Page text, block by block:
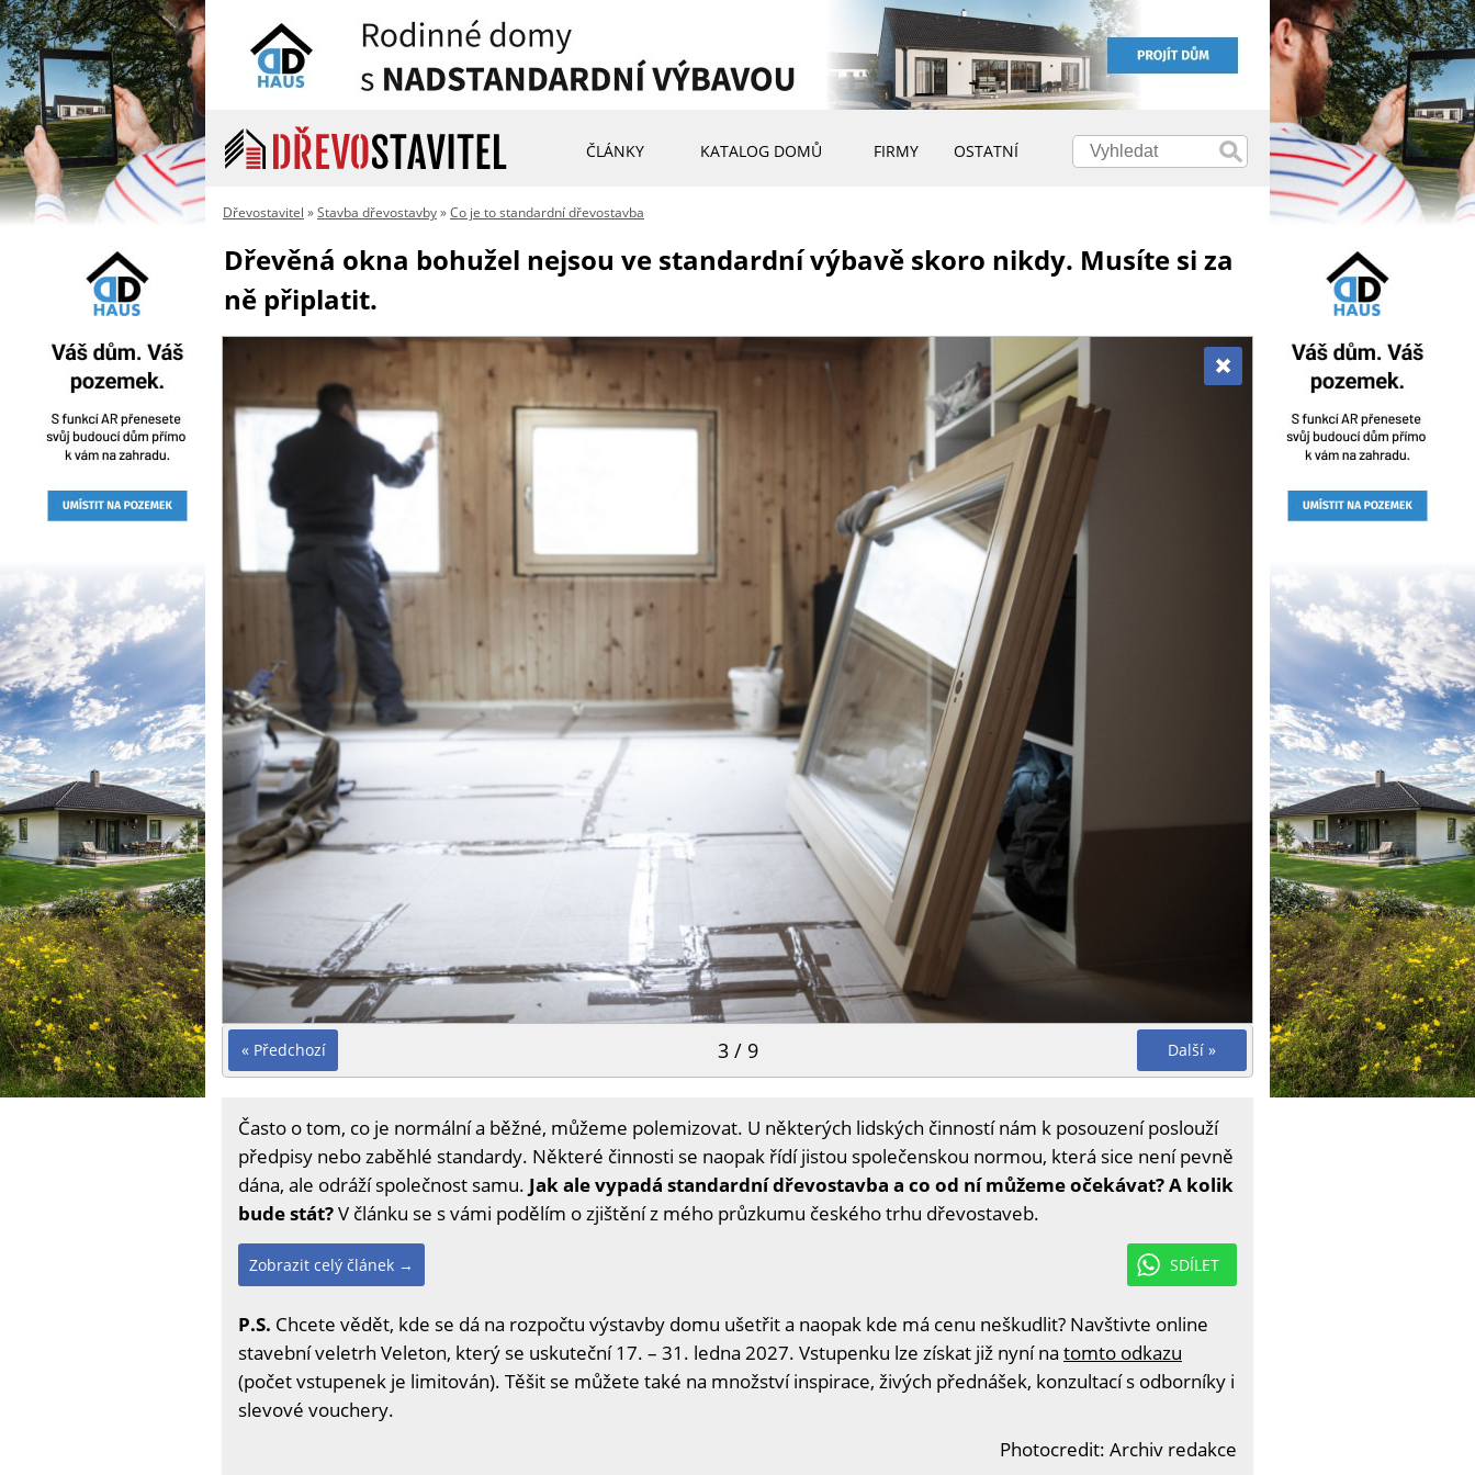
ČLÁNKY KATALOG DOMŮ FIRMY OSTATNÍ
Dřevostavitel »Stavba dřevostavby»Co je to standardní dřevostavba
Dřevěná okna bohužel nejsou ve standardní výbavě skoro nikdy. Musíte si za
ně připlatit.
« Předchozí Další »
3 / 9
Často o tom, co je normální a běžné, můžeme polemizovat. U některých lidských činností nám k posouzení poslouží
předpisy nebo zaběhlé standardy. Některé činnosti se naopak řídí jistou společenskou normou, která sice není pevně
dána, ale odráží společnost samu. Jak ale vypadá standardní dřevostavba a co od ní můžeme očekávat? A kolik
bude stát?V článku se s vámi podělím o zjištění z mého průzkumu českého trhu dřevostaveb.
SDÍLET
Zobrazit celý článek →
P.S. Chcete vědět, kde se dá na rozpočtu výstavby domu ušetřit a naopak kde má cenu neškudlit? Navštivte online
stavební veletrh Veleton, který se uskuteční 17. – 31. ledna 2027. Vstupenku lze získat již nyní na tomto odkazu
(počet vstupenek je limitován). Těšit se můžete také na množství inspirace, živých přednášek, konzultací s odborníky i
slevové vouchery.
Photocredit: Archiv redakce